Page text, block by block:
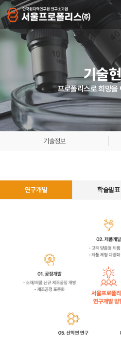
기술
프로폴리스로 희망을
기술정보
연구개발 학술발표